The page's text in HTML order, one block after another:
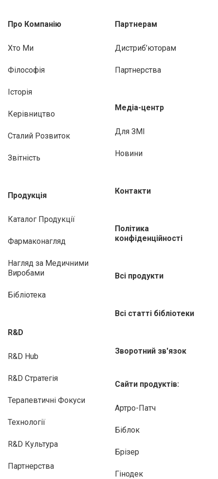
Про Компанію
Хто Ми
Філософія
Історія
Керівництво
Сталий Розвиток
Звітність
Продукція
Каталог Продукції
Фармаконагляд
Нагляд за Медичними
Виробами
Бібліотека
R&D
R&D Hub
R&D Стратегія
Терапевтичні Фокуси
Технології
R&D Культура
Партнерства
Партнерам
Дистриб’юторам
Партнерства
Медіа-центр
Для ЗМІ
Новини
Контакти
Політика
конфіденційності
Всі продукти
Всі статті бібліотеки
Зворотний зв'язок
Сайти продуктів:
Артро-Патч
Біблок
Брізер
Гінодек